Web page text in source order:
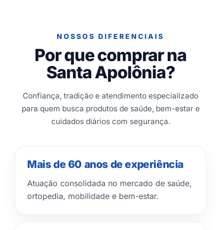
NOSSOS DIFERENCIAIS
Por que comprar na
Santa Apolônia?
Confiança, tradição e atendimento especializado
para quem busca produtos de saúde, bem-estar e
cuidados diários com segurança.
Mais de 60 anos de experiência
Atuação consolidada no mercado de saúde,
ortopedia, mobilidade e bem-estar.